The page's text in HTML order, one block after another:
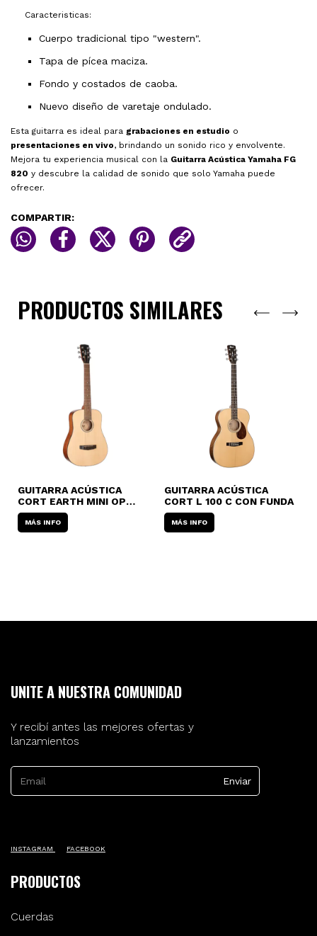
Caracteristicas:
Cuerpo tradicional tipo "western".
Tapa de pícea maciza.
Fondo y costados de caoba.
Nuevo diseño de varetaje ondulado.
Esta guitarra es ideal para grabaciones en estudio o
presentaciones en vivo, brindando un sonido rico y envolvente.
Mejora tu experiencia musical con la Guitarra Acústica Yamaha FG
820 y descubre la calidad de sonido que solo Yamaha puede
ofrecer.
COMPARTIR:
PRODUCTOS SIMILARES
GUITARRA ACÚSTICA
CORT EARTH MINI OP
(OPACO-NATURAL) CON
FUNDA
MÁS INFO
GUITARRA ACÚSTICA
CORT L 100 C CON FUNDA
MÁS INFO
UNITE A NUESTRA COMUNIDAD
Y recibí antes las mejores ofertas y
lanzamientos
INSTAGRAM FACEBOOK
PRODUCTOS
Cuerdas